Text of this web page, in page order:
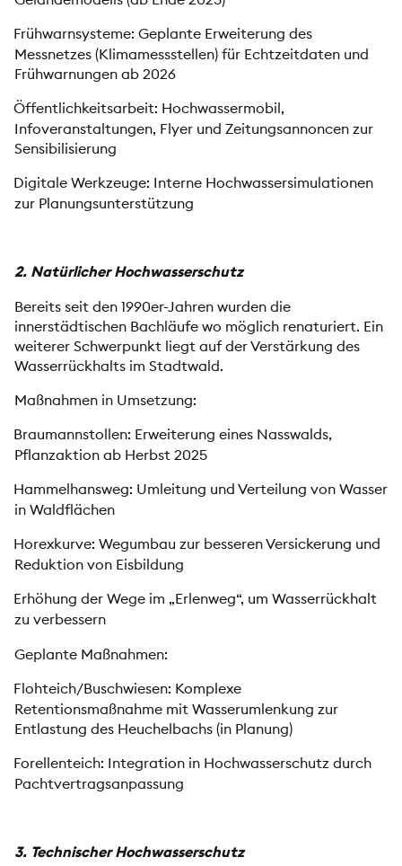
Frühwarnsysteme: Geplante Erweiterung des
Messnetzes (Klimamessstellen) für Echtzeitdaten und
Frühwarnungen ab 2026
Öffentlichkeitsarbeit: Hochwassermobil,
Infoveranstaltungen, Flyer und Zeitungsannoncen zur
Sensibilisierung
Digitale Werkzeuge: Interne Hochwassersimulationen
zur Planungsunterstützung
2. Natürlicher Hochwasserschutz
Bereits seit den 1990er-Jahren wurden die
innerstädtischen Bachläufe wo möglich renaturiert. Ein
weiterer Schwerpunkt liegt auf der Verstärkung des
Wasserrückhalts im Stadtwald.
Maßnahmen in Umsetzung:
Braumannstollen: Erweiterung eines Nasswalds,
Pflanzaktion ab Herbst 2025
Hammelhansweg: Umleitung und Verteilung von Wasser
in Waldflächen
Horexkurve: Wegumbau zur besseren Versickerung und
Reduktion von Eisbildung
Erhöhung der Wege im „Erlenweg“, um Wasserrückhalt
zu verbessern
Geplante Maßnahmen:
Flohteich/Buschwiesen: Komplexe
Retentionsmaßnahme mit Wasserumlenkung zur
Entlastung des Heuchelbachs (in Planung)
Forellenteich: Integration in Hochwasserschutz durch
Pachtvertragsanpassung
3. Technischer Hochwasserschutz